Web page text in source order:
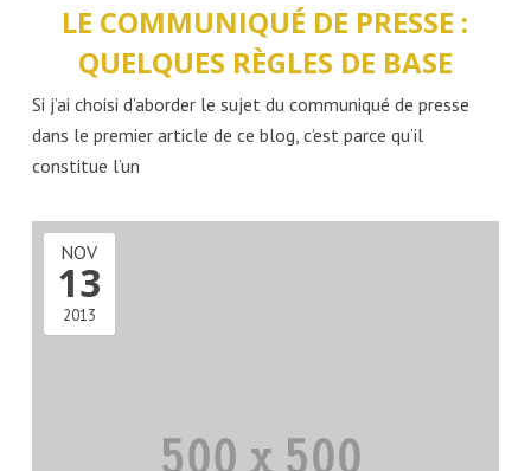
LE COMMUNIQUÉ DE PRESSE :
QUELQUES RÈGLES DE BASE
Si j’ai choisi d’aborder le sujet du communiqué de presse
dans le premier article de ce blog, c’est parce qu’il
constitue l’un
NOV
13
2013